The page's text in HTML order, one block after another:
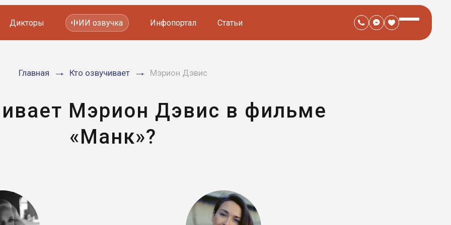
Мультфильмов
Дикторы ИИ озвучка Инфопортал Статьи
Главная Кто озвучивает Мэрион Дэвис
Мэрион Дэвис в фильме
«Манк»?